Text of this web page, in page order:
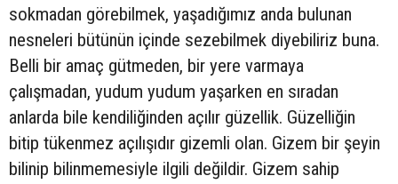
sokmadan görebilmek, yaşadığımız anda bulunan
nesneleri bütünün içinde sezebilmek diyebiliriz buna.
Belli bir amaç gütmeden, bir yere varmaya
çalışmadan, yudum yudum yaşarken en sıradan
anlarda bile kendiliğinden açılır güzellik. Güzelliğin
bitip tükenmez açılışıdır gizemli olan. Gizem bir şeyin
bilinip bilinmemesiyle ilgili değildir. Gizem sahip